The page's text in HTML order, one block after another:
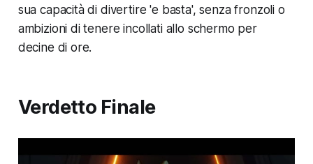
sua capacità di divertire 'e basta', senza fronzoli o
ambizioni di tenere incollati allo schermo per
decine di ore.
Verdetto Finale